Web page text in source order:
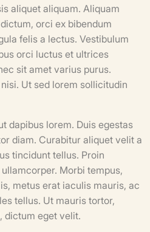
aliquet aliquam. Aliquam
orci ex bibendum
felis a lectus. Vestibulum
orci luctus et ultrices
sit amet varius purus.
Ut sed lorem sollicitudin
dapibus lorem. Duis egestas
diam. Curabitur aliquet velit a
tincidunt tellus. Proin
Morbi tempus,
metus erat iaculis mauris, ac
tellus. Ut mauris tortor,
dictum eget velit.